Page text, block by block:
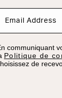
communiquant
Politique de
de